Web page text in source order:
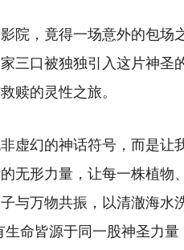
院，竟得一场意外的包场
三口被独独引入这片神圣
赎的灵性之旅。
虚幻的神话符号，而是
无形力量，让每一株植物
与万物共振，以清澈海水
命皆源于同一股神圣力